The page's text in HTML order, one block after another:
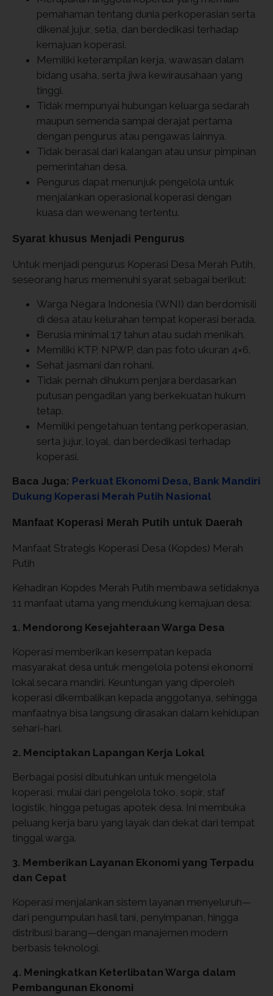
pemahaman tentang dunia perkoperasian serta
dikenal jujur, setia, dan berdedikasi terhadap
kemajuan koperasi.
Memiliki keterampilan kerja, wawasan dalam
bidang usaha, serta jiwa kewirausahaan yang
tinggi.
Tidak mempunyai hubungan keluarga sedarah
maupun semenda sampai derajat pertama
dengan pengurus atau pengawas lainnya.
Tidak berasal dari kalangan atau unsur pimpinan
pemerintahan desa.
Pengurus dapat menunjuk pengelola untuk
menjalankan operasional koperasi dengan
kuasa dan wewenang tertentu.
Syarat khusus Menjadi Pengurus
Untuk menjadi pengurus Koperasi Desa Merah Putih,
seseorang harus memenuhi syarat sebagai berikut:
Warga Negara Indonesia (WNI) dan berdomisili
di desa atau kelurahan tempat koperasi berada.
Berusia minimal 17 tahun atau sudah menikah.
Memiliki KTP, NPWP, dan pas foto ukuran 4×6.
Sehat jasmani dan rohani.
Tidak pernah dihukum penjara berdasarkan
putusan pengadilan yang berkekuatan hukum
tetap.
Memiliki pengetahuan tentang perkoperasian,
serta jujur, loyal, dan berdedikasi terhadap
koperasi.
Baca Juga: Perkuat Ekonomi Desa, Bank Mandiri
Dukung Koperasi Merah Putih Nasional
Manfaat Koperasi Merah Putih untuk Daerah
Manfaat Strategis Koperasi Desa (Kopdes) Merah
Putih
Kehadiran Kopdes Merah Putih membawa setidaknya
11 manfaat utama yang mendukung kemajuan desa:
1. Mendorong Kesejahteraan Warga Desa
Koperasi memberikan kesempatan kepada
masyarakat desa untuk mengelola potensi ekonomi
lokal secara mandiri. Keuntungan yang diperoleh
koperasi dikembalikan kepada anggotanya, sehingga
manfaatnya bisa langsung dirasakan dalam kehidupan
sehari-hari.
2. Menciptakan Lapangan Kerja Lokal
Berbagai posisi dibutuhkan untuk mengelola
koperasi, mulai dari pengelola toko, sopir, staf
logistik, hingga petugas apotek desa. Ini membuka
peluang kerja baru yang layak dan dekat dari tempat
tinggal warga.
3. Memberikan Layanan Ekonomi yang Terpadu
dan Cepat
Koperasi menjalankan sistem layanan menyeluruh—
dari pengumpulan hasil tani, penyimpanan, hingga
distribusi barang—dengan manajemen modern
berbasis teknologi.
4. Meningkatkan Keterlibatan Warga dalam
Pembangunan Ekonomi